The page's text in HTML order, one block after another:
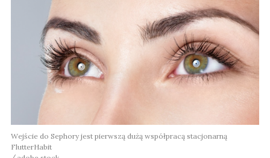
Wejście do Sephory jest pierwszą dużą współpracą stacjonarną
FlutterHabit